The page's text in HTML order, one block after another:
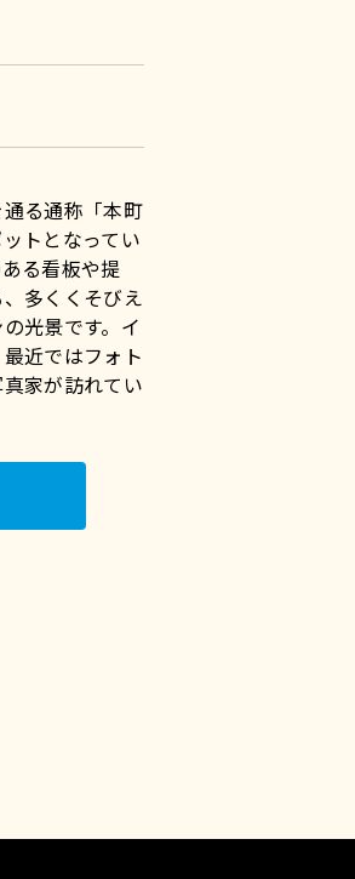
る通称「本町
トとなってい
る看板や提
多くくそびえ
光景です。イ
近ではフォト
家が訪れてい